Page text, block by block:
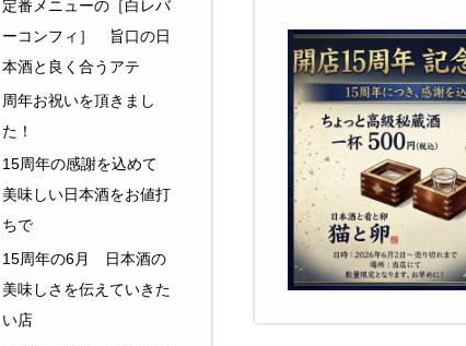
定番メニューの［白レバ
ーコンフィ］ 旨口の日
本酒と良く合うアテ
周年お祝いを頂きまし
た！
15周年の感謝を込めて
美味しい日本酒をお値打
ちで
15周年の6月 日本酒の
美味しさを伝えていきた
い店